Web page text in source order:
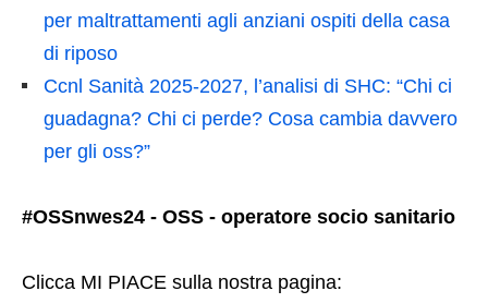
per maltrattamenti agli anziani ospiti della casa
di riposo
Ccnl Sanità 2025-2027, l’analisi di SHC: “Chi ci
guadagna? Chi ci perde? Cosa cambia davvero
per gli oss?”
#OSSnwes24 - OSS - operatore socio sanitario
Clicca MI PIACE sulla nostra pagina: